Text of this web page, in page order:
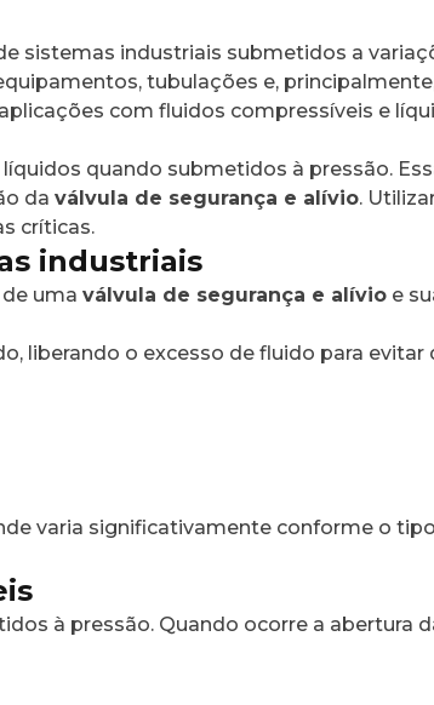
sistemas industriais submetidos a
tubulações e,
com fluidos compressíveis e
quando submetidos à pressão.
daválvula de segurança e alívio.
críticas.
industriais
de umaválvula de segurança e alívio e
liberando o excesso de fluido para evitar
varia significativamente conforme o
à pressão. Quando ocorre a abertura